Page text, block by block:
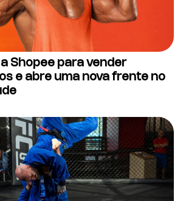
Shopee para vender
e abre uma nova frente no